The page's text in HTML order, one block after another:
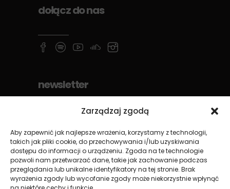
Zarządzaj zgodą
Aby zapewnić jak najlepsze wrażenia, korzystamy z technologii,
takich jak pliki cookie, do przechowywania i/lub uzyskiwania
dostępu do informacji o urządzeniu. Zgoda na te technologie
pozwoli nam przetwarzać dane, takie jak zachowanie podczas
przeglądania lub unikalne identyfikatory na tej stronie. Brak
wyrażenia zgody lub wycofanie zgody może niekorzystnie wpłynąć
dołącz do nas
newsletter